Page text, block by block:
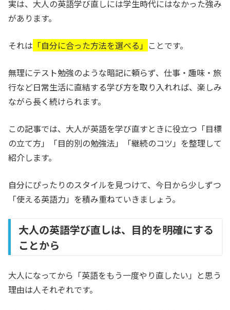
実は、大人の英語学び直しには学生時代にはなかった強み
があります。
それは 「自分に合った方法を選べる」 ことです。
無理にテスト勉強のような暗記に頼らず、仕事・趣味・旅
行など日常生活に直結する学び方を取り入れれば、楽しみ
ながら長く続けられます。
この記事では、大人が英語を学び直すときに役立つ「目標
の立て方」「目的別の勉強法」「継続のコツ」を整理して
紹介します。
自分にぴったりのスタイルを見つけて、今日から少しずつ
「使える英語力」を積み重ねていきましょう。
大人の英語学び直しは、目的を明確にする
ことから
大人になってから「英語をもう一度やり直したい」と思う
理由は人それぞれです。